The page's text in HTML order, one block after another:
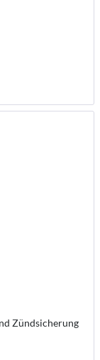
Zündsicherung